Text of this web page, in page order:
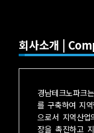
회사소개 |
경남테크노파크
를 구축하여 지
으로서 지역산
장을 촉진하고